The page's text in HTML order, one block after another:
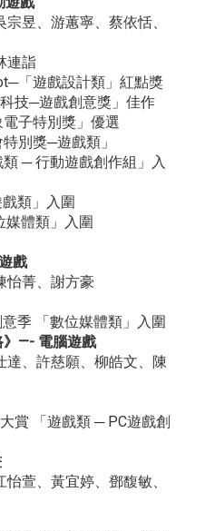
昱、游蕙寧、蔡依恬、
連詣
「遊戲設計類」紅點獎
技─遊戲創意獎」佳作
子特別獎」優選
別獎─遊戲類」
─ 行動遊戲創作組」入
類」入圍
媒體類」入圍
戲
怡菁、謝方豪
季 「數位媒體類」入圍
》—- 電腦遊戲
達、許慈願、柳皓文、陳
賞 「遊戲類 ─ PC遊戲創
萱、黃宜婷、鄧馥敏、